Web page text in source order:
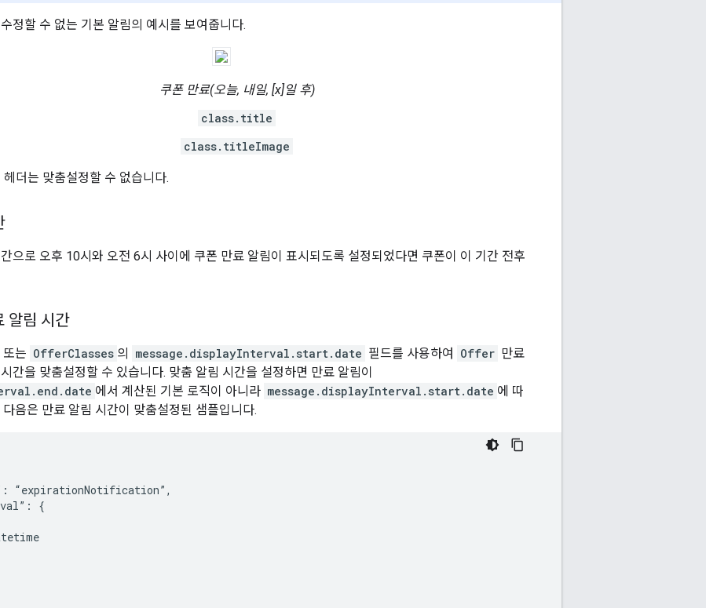
정할 수 없는 기본 알림의 예시를 보여줍니다.
쿠폰 만료(오늘, 내일, [x]일 후)
class.title
class.titleImage
더는 맞춤설정할 수 없습니다.
으로 오후 10시와 오전 6시 사이에 쿠폰 만료 알림이 표시되도록 설정되었다면 쿠폰이 이 기간 전후
알림 시간
또는 OfferClasses 의 message.displayInterval.start.date 필드를 사용하여 Offer 만료
간을 맞춤설정할 수 있습니다. 맞춤 알림 시간을 설정하면 만료 알림이
에서 계산된 기본 로직이 아니라 message.displayInterval.start.date 에 따
음은 만료 알림 시간이 맞춤설정된 샘플입니다.
“expirationNotification”,
{